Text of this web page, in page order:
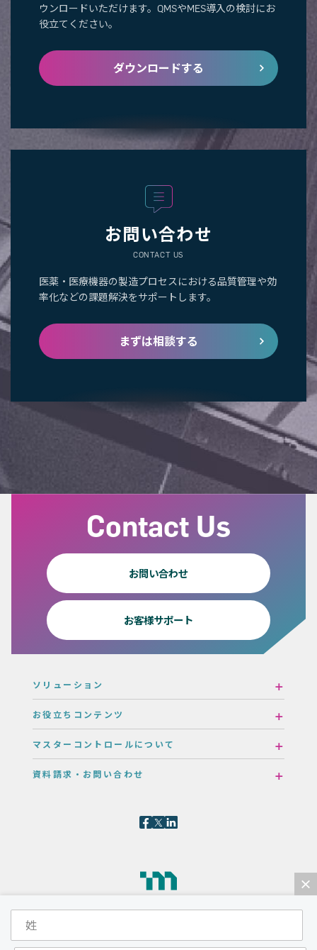
×
ウンロードいただけます。QMSやMES導入の検討にお
役立てください。
ダウンロードする
お問い合わせ
CONTACT US
医薬・医療機器の製造プロセスにおける品質管理や効
率化などの課題解決をサポートします。
まずは相談する
Contact Us
お問い合わせ
お客様サポート
ソリューション
お役立ちコンテンツ
マスターコントロールについて
資料請求・お問い合わせ
マスターコントロール株式会社
東京都港区赤坂1-12-32 アーク森ビル19階